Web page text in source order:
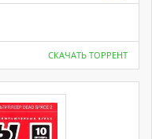
СКАЧАТЬ ТОРРЕНТ